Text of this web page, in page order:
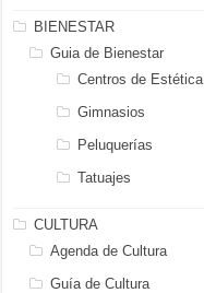
BIENESTAR
Guia de Bienestar
Centros de Estética
Gimnasios
Peluquerías
Tatuajes
CULTURA
Agenda de Cultura
Guía de Cultura